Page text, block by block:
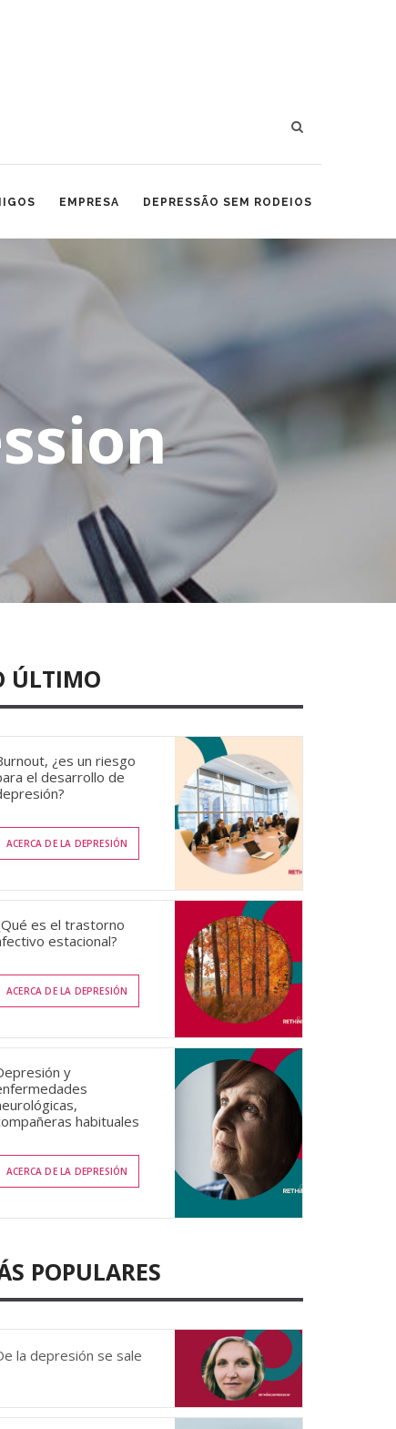
EMPRESA DEPRESSÃO SEM RODEIOS
ÚLTIMO
¿es un riesgo
el desarrollo de
ACERCA DE LA DEPRESIÓN
es el trastorno
estacional?
ACERCA DE LA DEPRESIÓN
y
habituales
ACERCA DE LA DEPRESIÓN
POPULARES
la depresión se sale